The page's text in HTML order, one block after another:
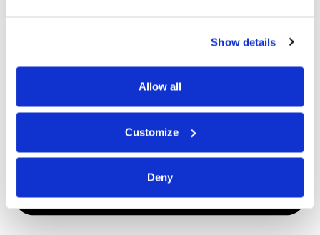
Show details
Allow all
Customize
Deny